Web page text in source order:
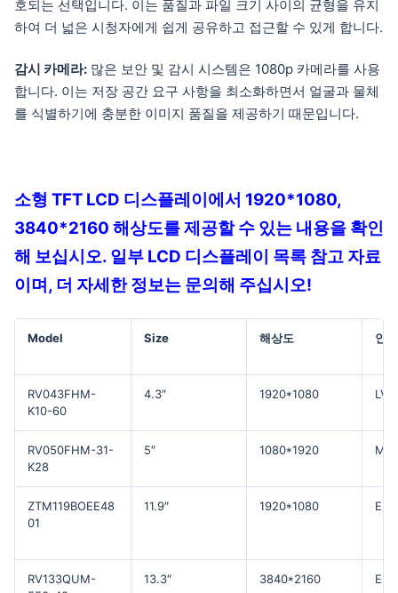
호되는 선택입니다. 이는 품질과 파일 크기 사이의 균형을 유지
하여 더 넓은 시청자에게 쉽게 공유하고 접근할 수 있게 합니다.
감시 카메라: 많은 보안 및 감시 시스템은 1080p 카메라를 사용
합니다. 이는 저장 공간 요구 사항을 최소화하면서 얼굴과 물체
를 식별하기에 충분한 이미지 품질을 제공하기 때문입니다.
소형 TFT LCD 디스플레이에서 1920*1080,
3840*2160 해상도를 제공할 수 있는 내용을 확인
해 보십시오. 일부 LCD 디스플레이 목록 참고 자료
이며, 더 자세한 정보는 문의해 주십시오!
Model Size 해상도 인
RV043FHM-
K10-60
4.3″ 1920*1080
RV050FHM-31-
K28
5″ 1080*1920 MIPI
ZTM119BOEE48
01
11.9″ 1920*1080 EDP
RV133QUM-
13.3″ 3840*2160 EDP